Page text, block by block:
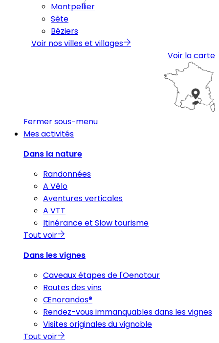
Montpellier
Sète
Béziers
Voir nos villes et villages
Voir la carte
Fermer sous-menu
Mes activités
Dans la nature
Randonnées
A Vélo
Aventures verticales
A VTT
Itinérance et Slow tourisme
Tout voir
Dans les vignes
Caveaux étapes de l'Oenotour
Routes des vins
Œnorandos®
Rendez-vous immanquables dans les vignes
Visites originales du vignoble
Tout voir